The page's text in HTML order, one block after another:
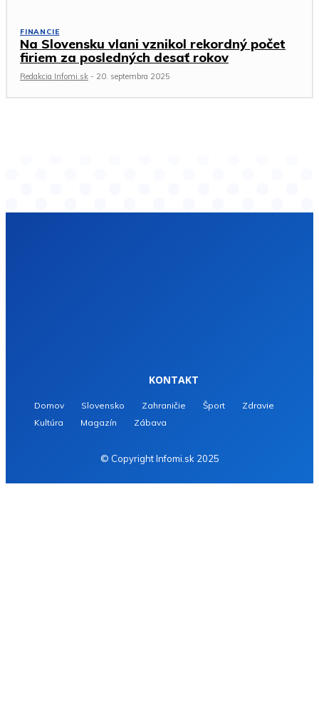
FINANCIE
Na Slovensku vlani vznikol rekordný počet
firiem za posledných desať rokov
Redakcia Infomi.sk - 20. septembra 2025
KONTAKT
Domov Slovensko Zahraničie Šport
Zdravie
Kultúra
Magazín Zábava
© Copyright Infomi.sk 2025